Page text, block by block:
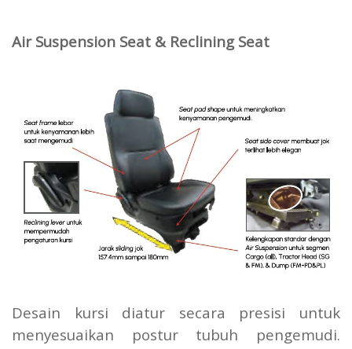
Air Suspension Seat & Reclining Seat
Desain kursi diatur secara presisi untuk
menyesuaikan postur tubuh pengemudi.